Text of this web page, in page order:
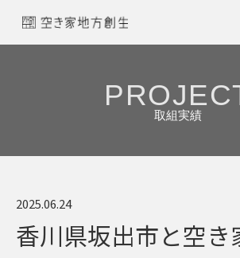
取組実績
2025.06.24
香川県坂出市と空き